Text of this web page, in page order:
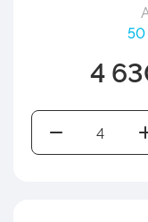
50
4